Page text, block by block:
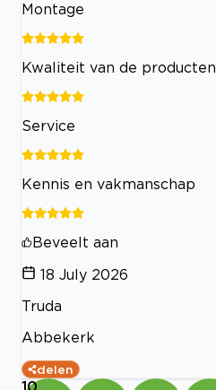
Montage
Kwaliteit van de producten
Service
Kennis en vakmanschap
Beveelt aan
18 July 2026
Truda
Abbekerk
delen
10